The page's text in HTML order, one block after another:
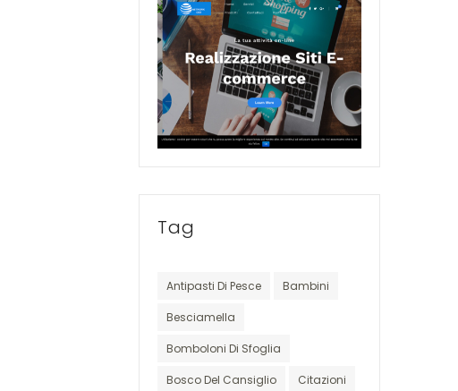
Tag
Antipasti Di Pesce Bambini
Besciamella
Bomboloni Di Sfoglia
Bosco Del Cansiglio Citazioni